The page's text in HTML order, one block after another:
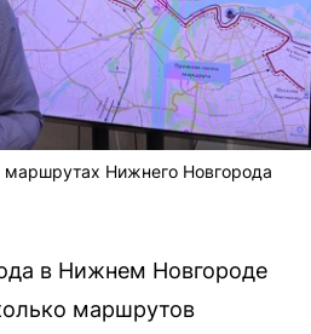
Нижнего Новгорода
в Нижнем Новгороде
маршрутов